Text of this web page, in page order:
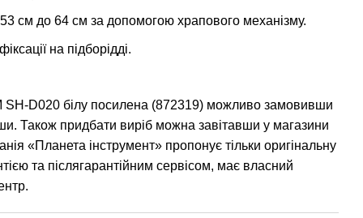
см до 64 см за допомогою храпового механізму.
на підборідді.
SH-D020 білу посилена (872319) можливо замовивши
Також придбати виріб можна завітавши у магазини
«Планета інструмент» пропонує тільки оригінальну
та післягарантійним сервісом, має власний